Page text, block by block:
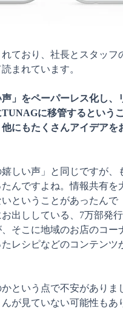
ており、社長とスタッフ
まれています。
」をペーパーレス化し、
に移管するという
にもたくさんアイデアを
しい声」と同じですが、
んですよね。情報共有を
ということがあったんで
出ししている、7万部発行
そこに地域のお店のコー
レシピなどのコンテンツ
という点で不安がありま
が見ていない可能性もあ